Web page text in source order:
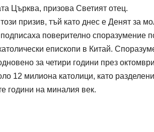
Църква, призова Светият отец.
призив, тъй като днес е Денят за
поверително споразумение
епископи в Китай.
за четири години през
12 милиона католици, като
години на миналия век.